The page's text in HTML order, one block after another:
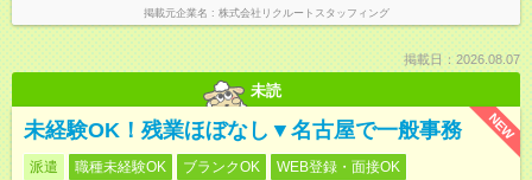
掲載元企業名 株式会社リクルートスタッフィング
掲載日：2026.08.07
未読
NEW
未経験OK！残業ほぼなし▼名古屋で一般事務
派遣 職種未経験OK ブランクOK WEB登録・面接OK